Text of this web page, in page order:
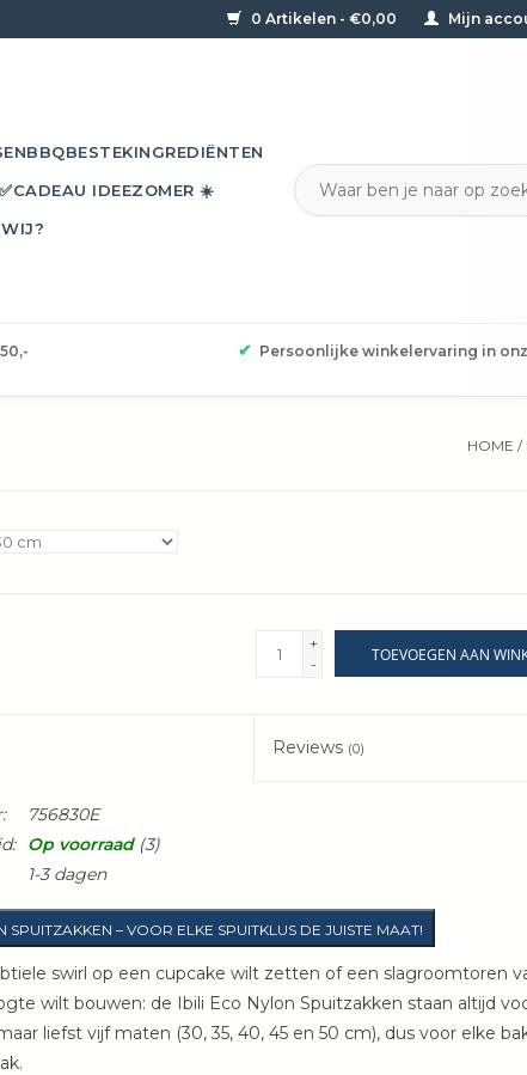
0 Artikelen - €0,00 Mijn
BBQBESTEKINGREDIËNTEN
CADEAU IDEEZOMER ☀️
✔ Persoonlijke winkelervaring in
HOME /
+
-
TOEVOEGEN AAN
Reviews (0)
756830E
Op voorraad(3)
1-3 dagen
SPUITZAKKEN – VOOR ELKE SPUITKLUS DE JUISTE MAAT!
swirl op een cupcake wilt zetten of een slagroomtoren
wilt bouwen: de Ibili Eco Nylon Spuitzakken staan altijd
liefst vijf maten (30, 35, 40, 45 en 50 cm), dus voor elke